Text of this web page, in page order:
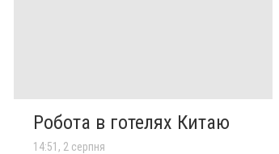
Робота в готелях Китаю
14:51, 2 серпня